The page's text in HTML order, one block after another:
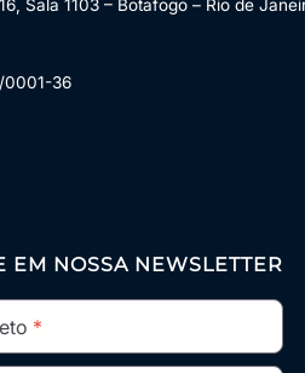
Sala 1103 – Botafogo – Rio de
0001-36
EM NOSSA NEWSLETTER